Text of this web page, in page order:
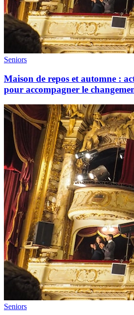
Seniors
Maison de repos et automne :
pour accompagner le
Seniors